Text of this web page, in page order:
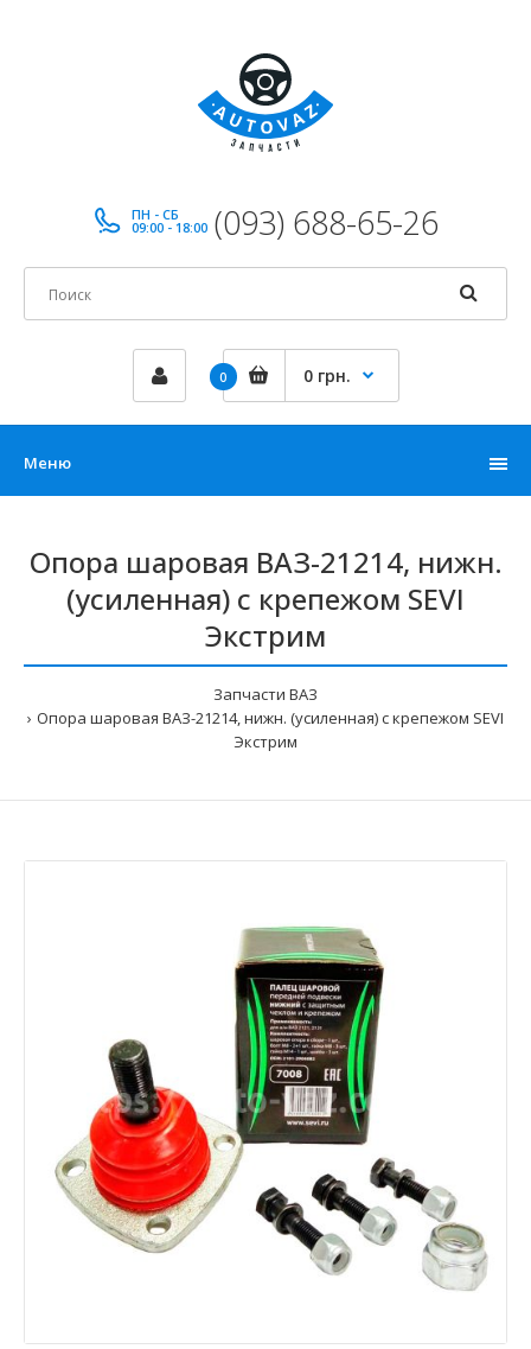
ПН - СБ
09:00 - 18:00 (093) 688-65-26
0 0 грн.
Меню
Опора шаровая ВАЗ-21214, нижн.
(усиленная) с крепежом SEVI
Экстрим
Запчасти ВАЗ
Опора шаровая ВАЗ-21214, нижн. (усиленная) с крепежом SEVI
Экстрим